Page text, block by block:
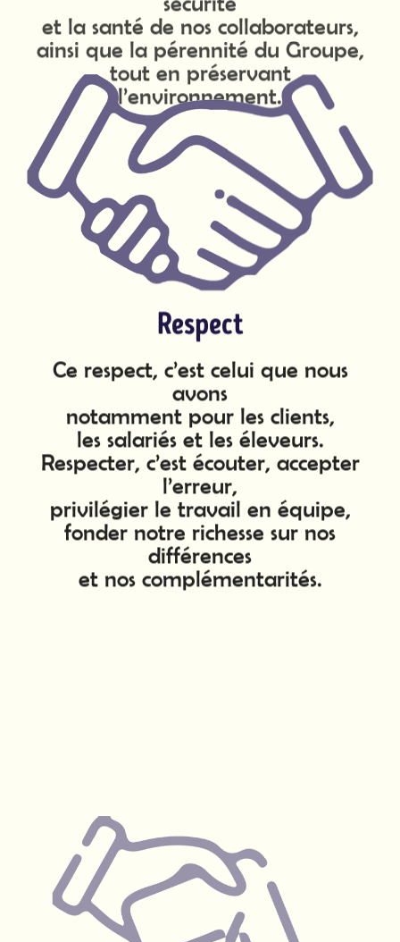
tout en préservant
l’environnement.
Respect
Ce respect, c’est celui que nous
avons
notamment pour les clients,
les salariés et les éleveurs.
Respecter, c’est écouter, accepter
l’erreur,
privilégier le travail en équipe,
fonder notre richesse sur nos
différences
et nos complémentarités.